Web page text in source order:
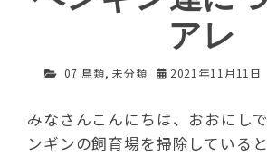
アレ
07 鳥類,未分類 2021年11月11日
みなさんこんにちは、おおにし
ンギンの飼育場を掃除している